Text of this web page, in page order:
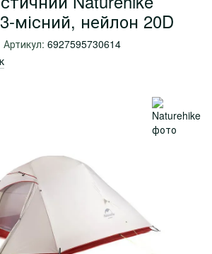
місний, нейлон 20D
Артикул: 6927595730614